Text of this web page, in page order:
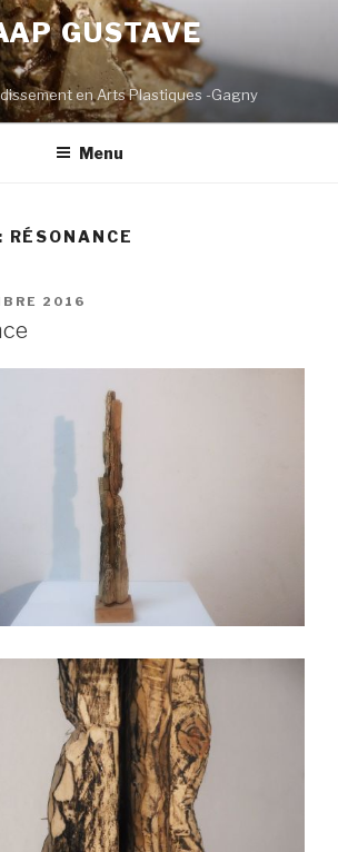
GUSTAVE
en Arts Plastiques -Gagny
Menu
RÉSONANCE
2016